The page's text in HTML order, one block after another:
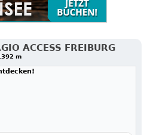
ACCESS FREIBURG
m